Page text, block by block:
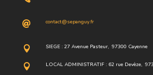
 contact@sepanguy.fr
 SIEGE : 27 Avenue Pasteur, 97300 Cayenne
 LOCAL ADMINISTRATIF : 62 rue Devèze,